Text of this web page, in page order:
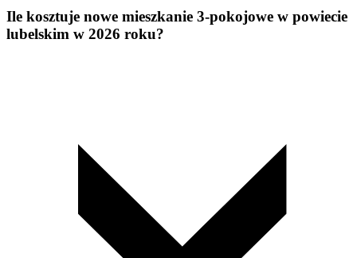
Ile kosztuje nowe mieszkanie 3-pokojowe w powiecie
lubelskim w 2026 roku?